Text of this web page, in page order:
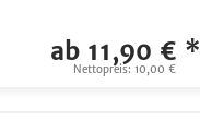
ab 11,90 € *
Nettopreis: 10,00 €